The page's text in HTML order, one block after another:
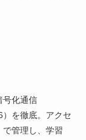
号化通信
）を徹底。アクセ
管理し、学習